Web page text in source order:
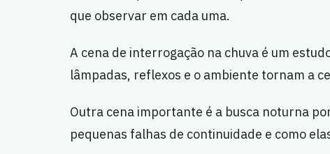
que observar em cada uma.
A cena de interrogação na chuva é um
lâmpadas, reflexos e o ambiente tornam a
Outra cena importante é a busca noturna
pequenas falhas de continuidade e como